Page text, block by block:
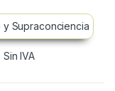
Sin IVA